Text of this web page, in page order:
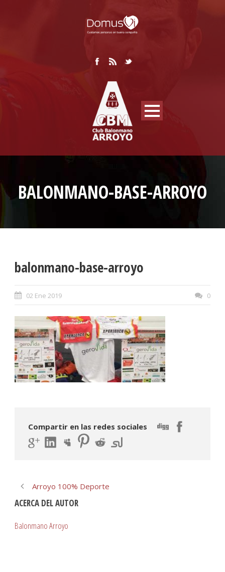
BALONMANO-BASE-ARROYO
balonmano-base-arroyo
02 Ene 2019 0
Compartir en las redes sociales
Arroyo 100% Deporte
ACERCA DEL AUTOR
Balonmano Arroyo